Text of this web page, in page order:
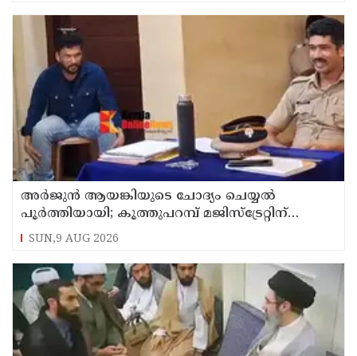
അര്‍ജുന്‍ ആയങ്കിയുടെ ചോദ്യം ചെയ്യല്‍
പൂര്‍ത്തിയായി; കൂത്തുപറമ്പ് മജിസ്ട്രേറ്റിന്
മുൻപില്‍ ഹാജരാക്കും
SUN,9 AUG 2026